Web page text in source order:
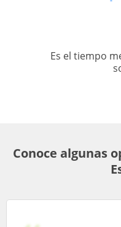
Es el tiempo
Conoce algunas